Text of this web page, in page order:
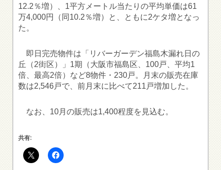
12.2％増）、1平方メートル当たりの平均単価は61
万4,000円（同10.2％増）と、ともに2ケタ増となっ
た。
即日完売物件は「リバーガーデン福島木漏れ日の
丘（2街区）」1期（大阪市福島区、100戸、平均1
倍、最高2倍）など8物件・230戸。月末の販売在庫
数は2,546戸で、前月末に比べて211戸増加した。
なお、10月の販売は1,400程度を見込む。
共有: